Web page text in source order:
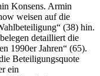
Konsens. Armin
weisen auf die
(38) hin.
detailliert die
1990er Jahren“ (65).
Beteiligungsquote
ein